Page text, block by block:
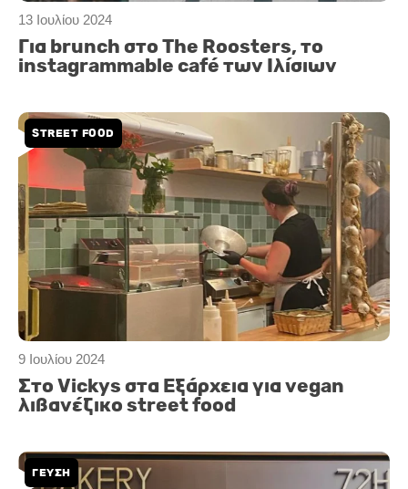
13 Ιουλίου 2024
Για brunch στο The Roosters, το
instagrammable café των Ιλίσιων
9 Ιουλίου 2024
STREET FOOD
Στο Vickys στα Εξάρχεια για vegan
λιβανέζικο street food
ΓΕΥΣΗ